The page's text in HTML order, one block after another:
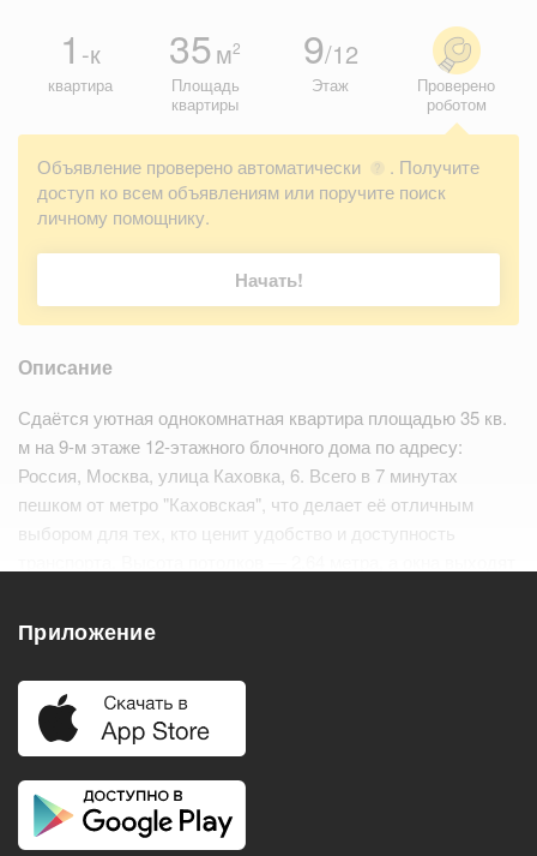
1 -к
квартира
35м2
Площадь
квартиры
9/12
Этаж
Проверено
роботом
Объявление проверено автоматически ?
. Получите
доступ ко всем объявлениям или поручите поиск
личному помощнику.
Начать!
Описание
Сдаётся уютная однокомнатная квартира площадью 35 кв.
м на 9-м этаже 12-этажного блочного дома по адресу:
Россия, Москва, улица Каховка, 6. Всего в 7 минутах
пешком от метро "Каховская", что делает её отличным
выбором для тех, кто ценит удобство и доступность
Балкон
Холодильник
Телевизор
Кондиционер
Приложение